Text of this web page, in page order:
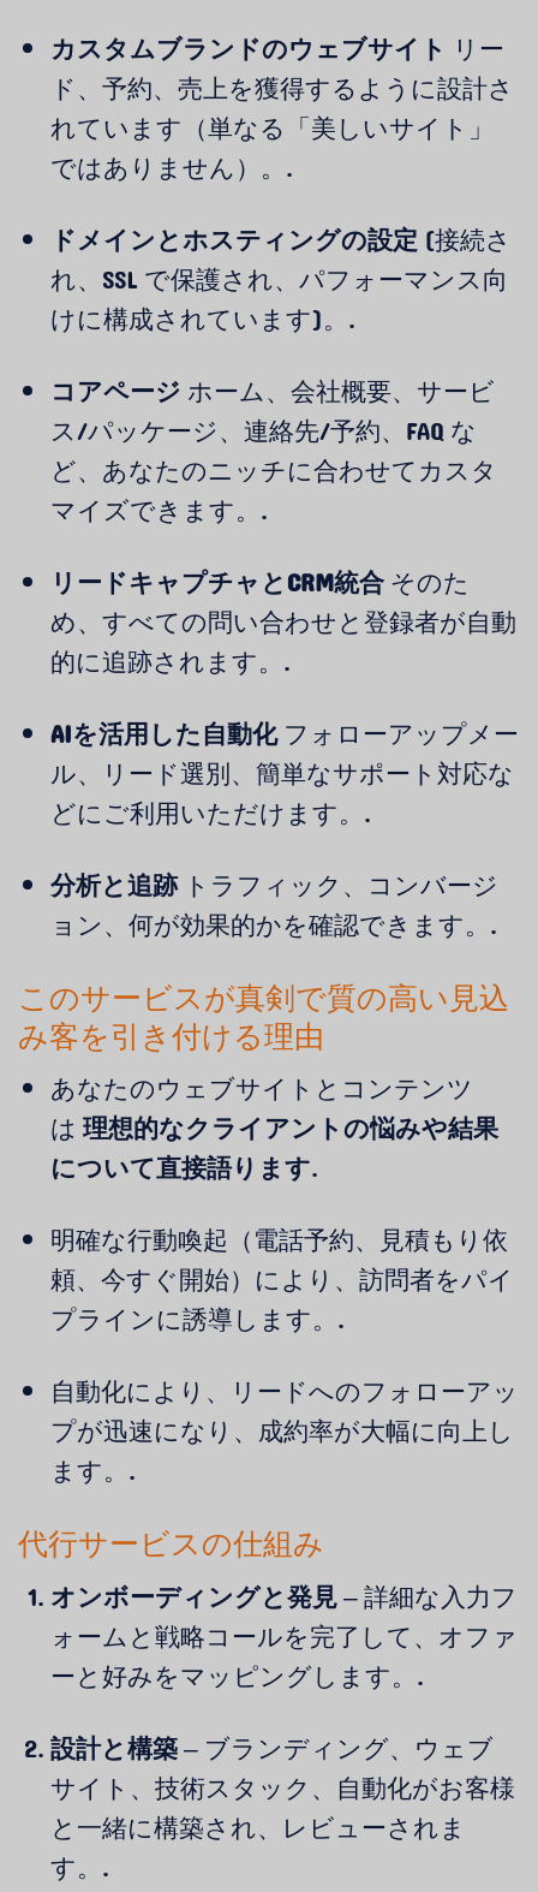
カスタムブランドのウェブサイト リー
ド、予約、売上を獲得するように設計さ
れています（単なる「美しいサイト」
ではありません）。.
ドメインとホスティングの設定(接続さ
れ、SSL で保護され、パフォーマンス向
けに構成されています)。.
コアページホーム、会社概要、サービ
ス/パッケージ、連絡先/予約、FAQ な
ど、あなたのニッチに合わせてカスタ
マイズできます。.
リードキャプチャとCRM統合そのた
め、すべての問い合わせと登録者が自動
的に追跡されます。.
AIを活用した自動化フォローアップメー
ル、リード選別、簡単なサポート対応な
どにご利用いただけます。.
分析と追跡トラフィック、コンバージ
ョン、何が効果的かを確認できます。.
このサービスが真剣で質の高い見込
み客を引き付ける理由
あなたのウェブサイトとコンテンツ
は理想的なクライアントの悩みや結果
について直接語ります.
明確な行動喚起（電話予約、見積もり依
頼、今すぐ開始）により、訪問者をパイ
プラインに誘導します。.
自動化により、リードへのフォローアッ
プが迅速になり、成約率が大幅に向上し
ます。.
代行サービスの仕組み
オンボーディングと発見– 詳細な入力フ
ォームと戦略コールを完了して、オファ
ーと好みをマッピングします。.
設計と構築– ブランディング、ウェブ
サイト、技術スタック、自動化がお客様
と一緒に構築され、レビューされま
す。.